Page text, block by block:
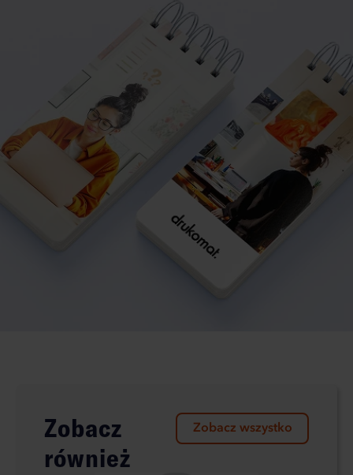
Zobacz
również
Zobacz wszystko